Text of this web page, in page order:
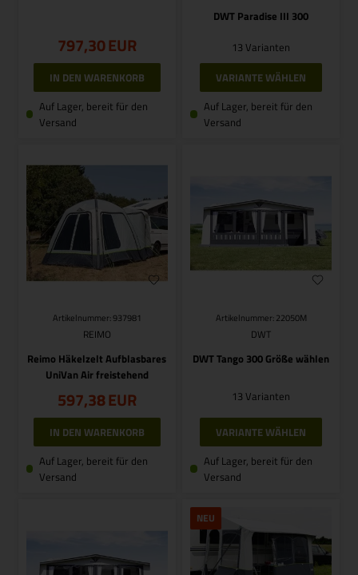
797,30EUR
Auf Lager, bereit für den
Versand
DWT Paradise III 300
13 Varianten
VARIANTE WÄHLEN
Auf Lager, bereit für den
Versand
Artikelnummer: 937981
REIMO
Reimo Häkelzelt Aufblasbares
UniVan Air freistehend
597,38EUR
Auf Lager, bereit für den
Versand
Artikelnummer: 22050M
DWT
DWT Tango 300 Größe wählen
13 Varianten
VARIANTE WÄHLEN
Auf Lager, bereit für den
Versand
NEU